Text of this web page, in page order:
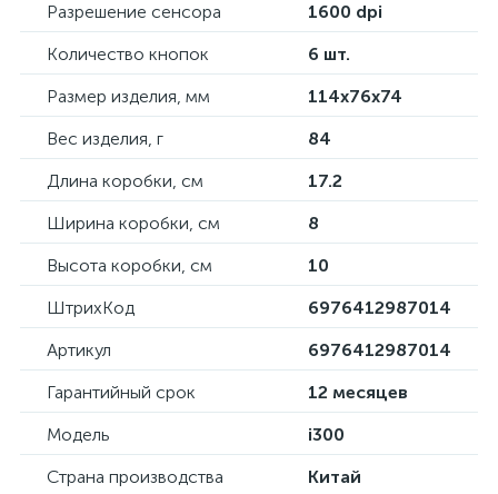
Разрешение сенсора
1600 dpi
Количество кнопок
6 шт.
Размер изделия, мм
114x76x74
Вес изделия, г
84
Длина коробки, см
17.2
Ширина коробки, см
8
Высота коробки, см
10
ШтрихКод
6976412987014
Артикул
6976412987014
Гарантийный срок
12 месяцев
Модель
i300
Страна производства
Китай